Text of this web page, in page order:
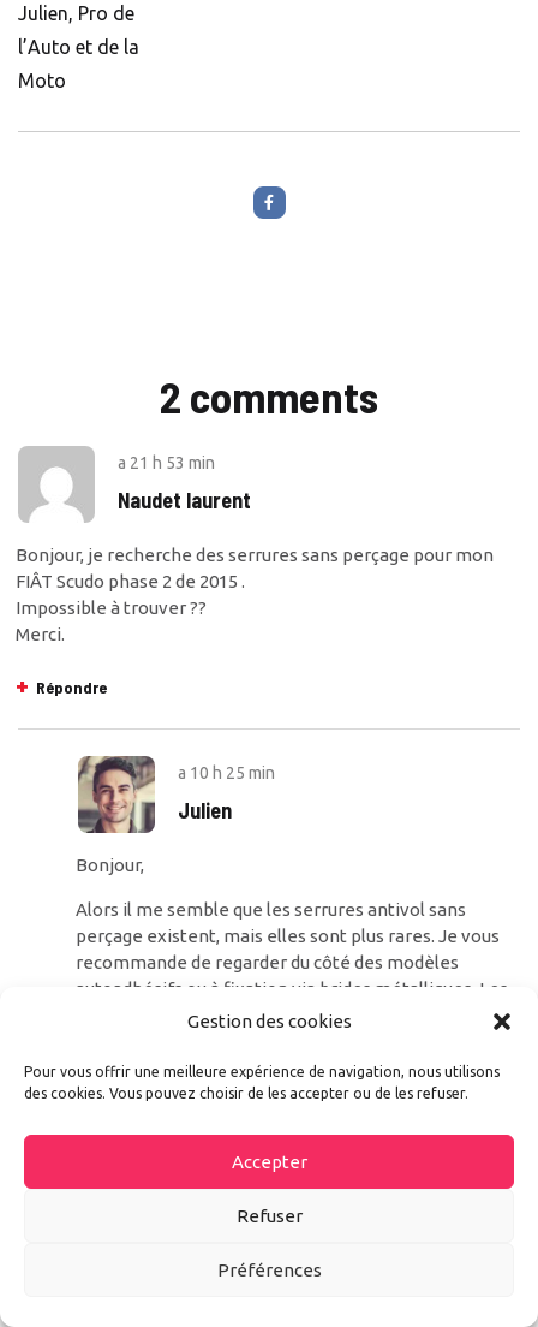
Gestion des cookies
Pour vous offrir une meilleure expérience de navigation, nous utilisons
des cookies. Vous pouvez choisir de les accepter ou de les refuser.
Accepter
Refuser
Préférences
Julien, Pro de
l’Auto et de la
Moto
2 comments
a 21 h 53 min
Naudet laurent
Bonjour, je recherche des serrures sans perçage pour mon
FIÂT Scudo phase 2 de 2015 .
Impossible à trouver ??
Merci.
Répondre
a 10 h 25 min
Julien
Bonjour,
Alors il me semble que les serrures antivol sans
perçage existent, mais elles sont plus rares. Je vous
recommande de regarder du côté des modèles
autoadhésifs ou à fixation via brides métalliques. Les
marques comme Van Lock ou UFO Lock proposent
Bien cordialement,
Julien